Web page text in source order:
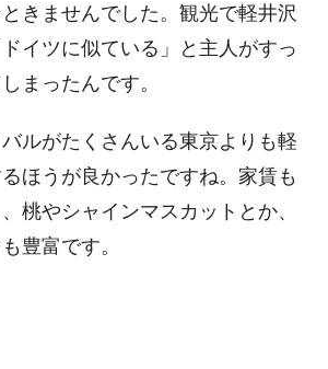
きませんでした。観光で軽井沢
イツに似ている」と主人がすっ
まったんです。
ルがたくさんいる東京よりも軽
ほうが良かったですね。家賃も
桃やシャインマスカットとか、
豊富です。